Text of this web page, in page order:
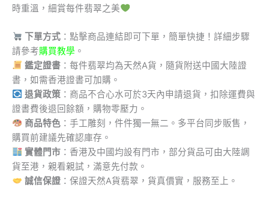
時重溫，細賞每件翡翠之美
下單方式：點擊商品連結即可下單，簡單快捷！詳細步驟
請參考購買教學 。
鑑定證書：每件翡翠均為天然A貨，隨貨附送中國大陸證
書，如需香港證書可加購。
退貨政策：商品不合心水可於3天內申請退貨，扣除運費與
證書費後退回餘額，購物零壓力。
商品特色：手工雕刻，件件獨一無二。多平台同步販售，
購買前建議先確認庫存。
實體門市：香港及中國均設有門市，部分貨品可由大陸調
貨至港，親看親試，滿意先付款。
誠信保證：保證天然A貨翡翠，貨真價實，服務至上。